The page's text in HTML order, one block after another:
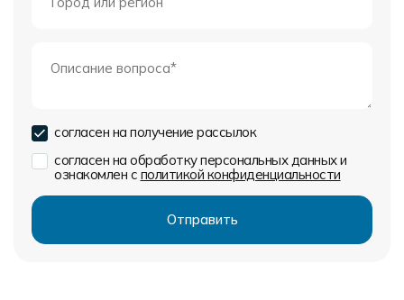
согласен на получение рассылок
согласен на обработку персональных данных и
ознакомлен с политикой конфиденциальности